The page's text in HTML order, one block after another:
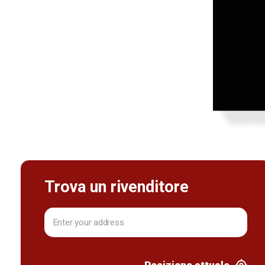
Trova un rivenditore